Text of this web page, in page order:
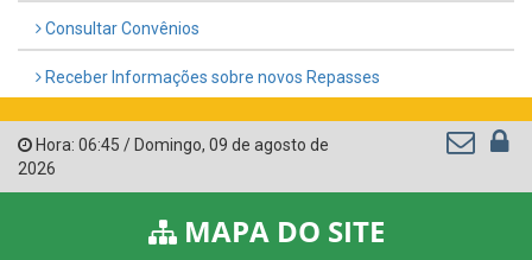
Consultar Convênios
Receber Informações sobre novos Repasses
Hora: 06:45 / Domingo, 09 de agosto de
2026
MAPA DO SITE